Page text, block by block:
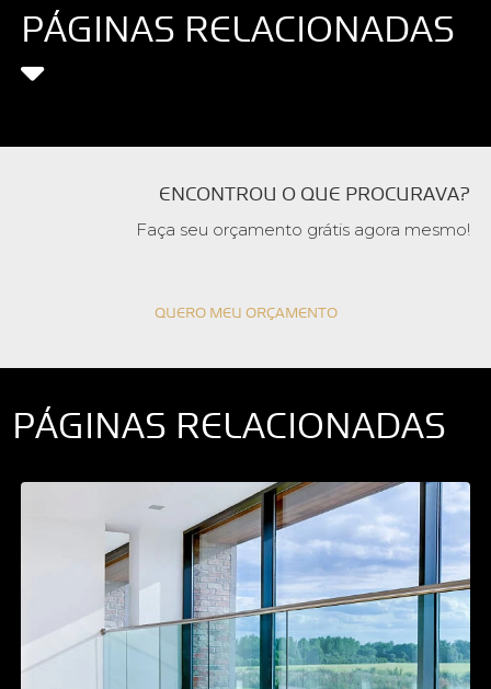
PÁGINAS RELACIONADAS
ENCONTROU O QUE PROCURAVA?
Faça seu orçamento grátis agora mesmo!
QUERO MEU ORÇAMENTO
PÁGINAS RELACIONADAS